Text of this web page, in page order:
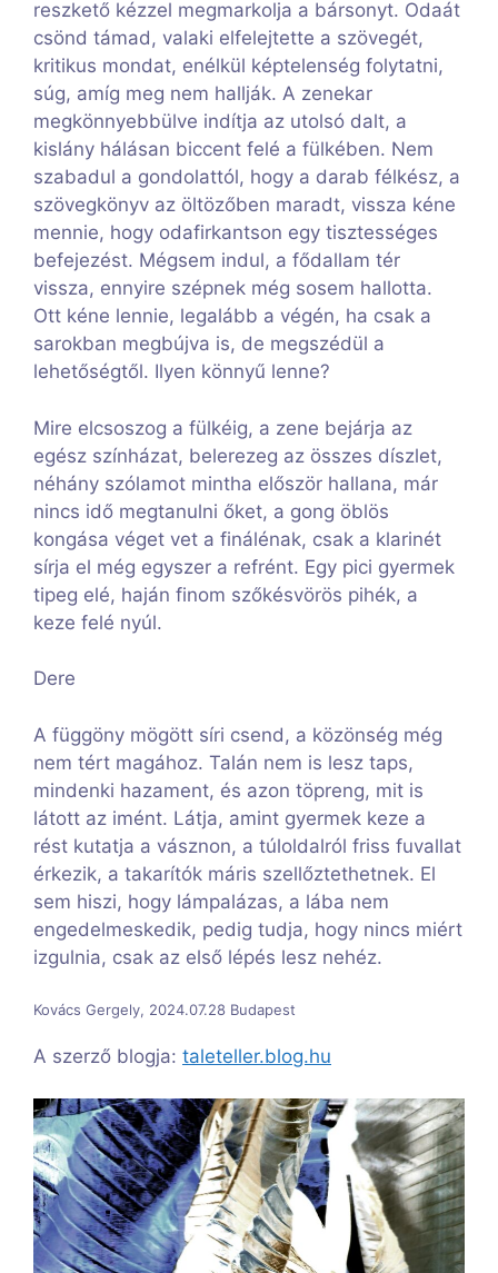
reszkető kézzel megmarkolja a bársonyt. Odaát
csönd támad, valaki elfelejtette a szövegét,
kritikus mondat, enélkül képtelenség folytatni,
súg, amíg meg nem hallják. A zenekar
megkönnyebbülve indítja az utolsó dalt, a
kislány hálásan biccent felé a fülkében. Nem
szabadul a gondolattól, hogy a darab félkész, a
szövegkönyv az öltözőben maradt, vissza kéne
mennie, hogy odafirkantson egy tisztességes
befejezést. Mégsem indul, a fődallam tér
vissza, ennyire szépnek még sosem hallotta.
Ott kéne lennie, legalább a végén, ha csak a
sarokban megbújva is, de megszédül a
lehetőségtől. Ilyen könnyű lenne?
Mire elcsoszog a fülkéig, a zene bejárja az
egész színházat, belerezeg az összes díszlet,
néhány szólamot mintha először hallana, már
nincs idő megtanulni őket, a gong öblös
kongása véget vet a finálénak, csak a klarinét
sírja el még egyszer a refrént. Egy pici gyermek
tipeg elé, haján finom szőkésvörös pihék, a
keze felé nyúl.
Dere
A függöny mögött síri csend, a közönség még
nem tért magához. Talán nem is lesz taps,
mindenki hazament, és azon töpreng, mit is
látott az imént. Látja, amint gyermek keze a
rést kutatja a vásznon, a túloldalról friss fuvallat
érkezik, a takarítók máris szellőztethetnek. El
sem hiszi, hogy lámpalázas, a lába nem
engedelmeskedik, pedig tudja, hogy nincs miért
izgulnia, csak az első lépés lesz nehéz.
Kovács Gergely, 2024.07.28 Budapest
A szerző blogja: taleteller.blog.hu